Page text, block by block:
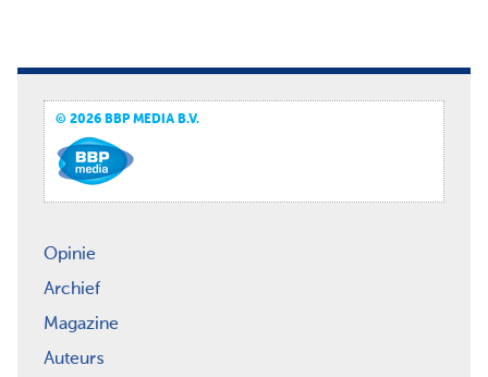
© 2026 BBP MEDIA B.V.
Opinie
Archief
Magazine
Auteurs